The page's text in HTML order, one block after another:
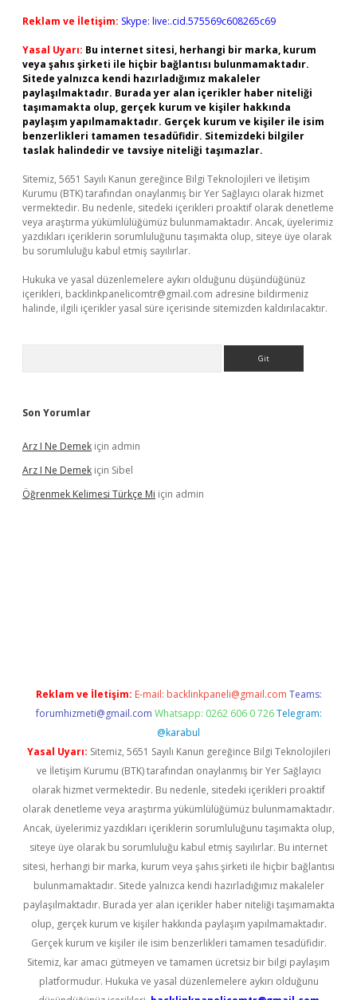
Reklam ve İletişim: Skype: live:.cid.575569c608265c69
Yasal Uyarı: Bu internet sitesi, herhangi bir marka, kurum
veya şahıs şirketi ile hiçbir bağlantısı bulunmamaktadır.
Sitede yalnızca kendi hazırladığımız makaleler
paylaşılmaktadır. Burada yer alan içerikler haber niteliği
taşımamakta olup, gerçek kurum ve kişiler hakkında
paylaşım yapılmamaktadır. Gerçek kurum ve kişiler ile isim
benzerlikleri tamamen tesadüfidir. Sitemizdeki bilgiler
taslak halindedir ve tavsiye niteliği taşımazlar.
Sitemiz, 5651 Sayılı Kanun gereğince Bilgi Teknolojileri ve İletişim
Kurumu (BTK) tarafından onaylanmış bir Yer Sağlayıcı olarak hizmet
vermektedir. Bu nedenle, sitedeki içerikleri proaktif olarak denetleme
veya araştırma yükümlülüğümüz bulunmamaktadır. Ancak, üyelerimiz
yazdıkları içeriklerin sorumluluğunu taşımakta olup, siteye üye olarak
bu sorumluluğu kabul etmiş sayılırlar.
Hukuka ve yasal düzenlemelere aykırı olduğunu düşündüğünüz
içerikleri, backlinkpanelicomtr@gmail.com adresine bildirmeniz
halinde, ilgili içerikler yasal süre içerisinde sitemizden kaldırılacaktır.
Son Yorumlar
Arz I Ne Demek için admin
Arz I Ne Demek için Sibel
Öğrenmek Kelimesi Türkçe Mi için admin
Reklam ve İletişim: E-mail: backlinkpaneli@gmail.com Teams:
forumhizmeti@gmail.com Whatsapp: 0262 606 0 726 Telegram:
@karabul
Yasal Uyarı: Sitemiz, 5651 Sayılı Kanun gereğince Bilgi Teknolojileri
ve İletişim Kurumu (BTK) tarafından onaylanmış bir Yer Sağlayıcı
olarak hizmet vermektedir. Bu nedenle, sitedeki içerikleri proaktif
olarak denetleme veya araştırma yükümlülüğümüz bulunmamaktadır.
Ancak, üyelerimiz yazdıkları içeriklerin sorumluluğunu taşımakta olup,
siteye üye olarak bu sorumluluğu kabul etmiş sayılırlar. Bu internet
sitesi, herhangi bir marka, kurum veya şahıs şirketi ile hiçbir bağlantısı
bulunmamaktadır. Sitede yalnızca kendi hazırladığımız makaleler
paylaşılmaktadır. Burada yer alan içerikler haber niteliği taşımamakta
olup, gerçek kurum ve kişiler hakkında paylaşım yapılmamaktadır.
Gerçek kurum ve kişiler ile isim benzerlikleri tamamen tesadüfidir.
Sitemiz, kar amacı gütmeyen ve tamamen ücretsiz bir bilgi paylaşım
platformudur. Hukuka ve yasal düzenlemelere aykırı olduğunu